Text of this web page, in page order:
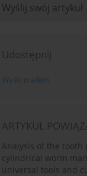
Wyślij swój artykuł
Udostępnij
Wyślij mailem
ARTYKUŁ
Analysis of the tooth
cylindrical worm
universal tools and